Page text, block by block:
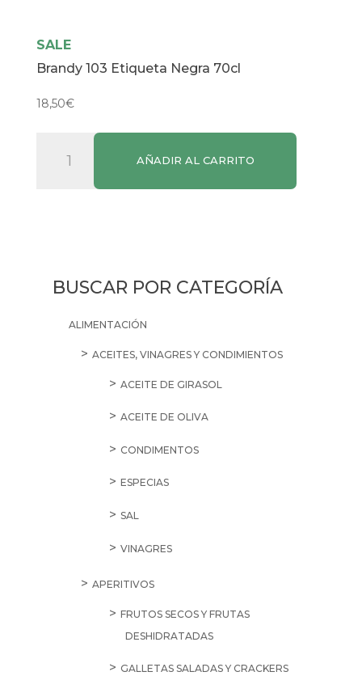
SALE
Brandy 103 Etiqueta Negra 70cl
18,50€
AÑADIR AL CARRITO
BUSCAR POR CATEGORÍA
ALIMENTACIÓN
ACEITES, VINAGRES Y CONDIMIENTOS
ACEITE DE GIRASOL
ACEITE DE OLIVA
CONDIMENTOS
ESPECIAS
SAL
VINAGRES
APERITIVOS
FRUTOS SECOS Y FRUTAS
DESHIDRATADAS
GALLETAS SALADAS Y CRACKERS